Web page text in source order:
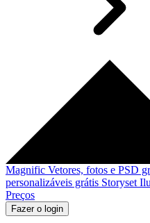
Magnific Vetores, fotos e PSD
personalizáveis grátis Storyset
Preços
Fazer o login